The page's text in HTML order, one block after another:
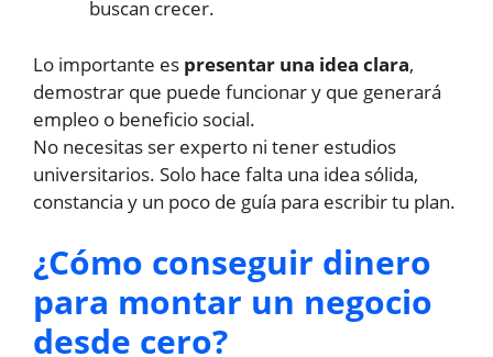
buscan crecer.
Lo importante es presentar una idea clara,
demostrar que puede funcionar y que generará
empleo o beneficio social.
No necesitas ser experto ni tener estudios
universitarios. Solo hace falta una idea sólida,
constancia y un poco de guía para escribir tu plan.
¿Cómo conseguir dinero
para montar un negocio
desde cero?